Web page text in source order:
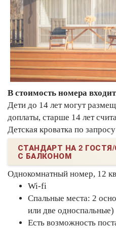
В стоимость номера
Дети до 14 лет могут
доплаты, старше 14 лет
Детская кроватка по
СТАНДАРТ НА 2
С БАЛКОНОМ
Однокомнатный номер, 12
Wi-fi
Спальные места: 2
или две односпальные)
Есть возможность